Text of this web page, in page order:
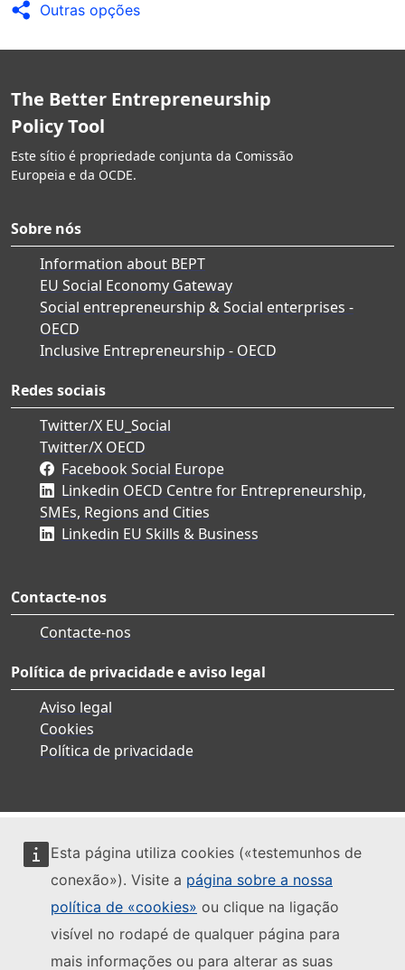
Esta página utiliza cookies («testemunhos de
conexão»). Visite a página sobre a nossa
política de «cookies» ou clique na ligação
visível no rodapé de qualquer página para
mais informações ou para alterar as suas
Outras opções
The Better Entrepreneurship
Policy Tool
Este sítio é propriedade conjunta da Comissão
Europeia e da OCDE.
Sobre nós
Information about BEPT
EU Social Economy Gateway
Social entrepreneurship & Social enterprises -
OECD
Inclusive Entrepreneurship - OECD
Redes sociais
Twitter/X EU_Social
Twitter/X OECD
Facebook Social Europe
Linkedin OECD Centre for Entrepreneurship,
SMEs, Regions and Cities
Linkedin EU Skills & Business
Contacte-nos
Contacte-nos
Política de privacidade e aviso legal
Aviso legal
Cookies
Política de privacidade